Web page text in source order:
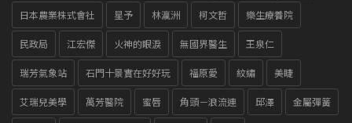
日本農業株式會社 星予 林瀛洲 柯文哲 樂生療養院
民政局 江宏傑 火神的眼淚 無國界醫生 王泉仁
瑞芳氣象站 石門十景實在好好玩 福原愛 紋繡 美睫
艾瑞兒美學 萬芳醫院 蜜唇 角頭－浪流連 邱澤 金屬彈簧